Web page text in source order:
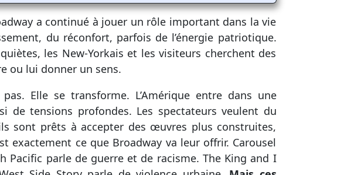
a continué à jouer un rôle important dans la vie
du réconfort, parfois de l’énergie patriotique.
les New-Yorkais et les visiteurs cherchent des
ou lui donner un sens.
Elle se transforme. L’Amérique entre dans une
de tensions profondes. Les spectateurs veulent du
sont prêts à accepter des œuvres plus construites,
exactement ce que Broadway va leur offrir. Carousel
parle de guerre et de racisme. The King and I